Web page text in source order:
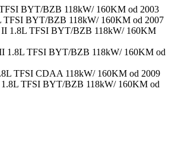
BYT/BZB 118kW/ 160KM od 2003
TFSI BYT/BZB 118kW/ 160KM od 2007
II 1.8L TFSI BYT/BZB 118kW/ 160KM
II 1.8L TFSI BYT/BZB 118kW/ 160KM od
TFSI CDAA 118kW/ 160KM od 2009
1.8L TFSI BYT/BZB 118kW/ 160KM od